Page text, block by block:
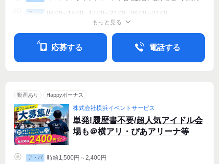
ア・パ 09:00～18:00、17:00～22:00、09:00～22:00
もっと見る
応募する 電話する
動画あり Happyボーナス
株式会社横浜イベントサービス
単発!履歴書不要/超人気アイドル会
場も＠横アリ・ぴあアリーナ等
ア・パ
時給1,500円～2,400円